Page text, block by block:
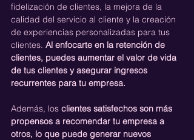
fidelización de clientes, la mejora de la
calidad del servicio al cliente y la creación
de experiencias personalizadas para tus
clientes. Al enfocarte en la retención de
clientes, puedes aumentar el valor de vida
de tus clientes y asegurar ingresos
recurrentes para tu empresa.
Además, los clientes satisfechos son más
propensos a recomendar tu empresa a
otros, lo que puede generar nuevos